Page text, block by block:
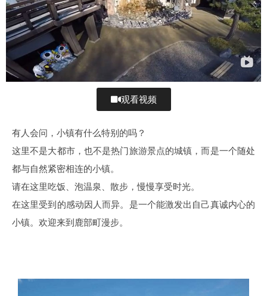
观看视频
有人会问，小镇有什么特别的吗？
这里不是大都市，也不是热门旅游景点的城镇，而是一个随处
都与自然紧密相连的小镇。
请在这里吃饭、泡温泉、散步，慢慢享受时光。
在这里受到的感动因人而异。是一个能激发出自己真诚内心的
小镇。欢迎来到鹿部町漫步。